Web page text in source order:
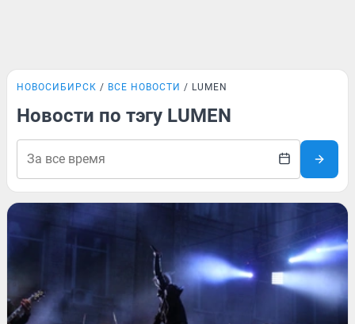
НОВОСИБИРСК ВСЕ НОВОСТИ LUMEN
Новости по тэгу LUMEN